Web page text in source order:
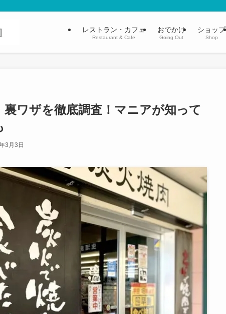
レストラン・カフェ
Restaurant & Cafe
おでかけ
Going Out
ショップ
Shop
ワザを徹底調査！マニアが知って
3月3日